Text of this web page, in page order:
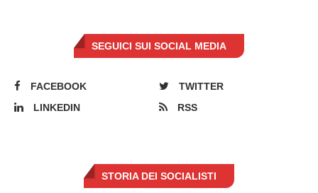
SEGUICI SUI SOCIAL MEDIA
FACEBOOK
TWITTER
LINKEDIN
RSS
STORIA DEI SOCIALISTI